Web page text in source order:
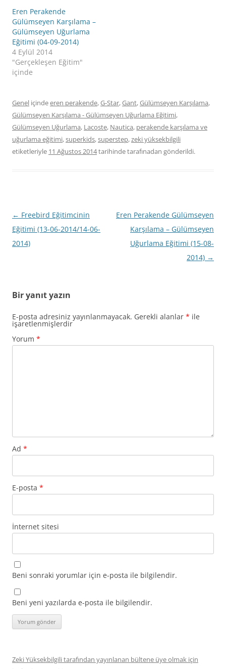
Eren Perakende
Gülümseyen Karşılama –
Gülümseyen Uğurlama
Eğitimi (04-09-2014)
4 Eylül 2014
"Gerçekleşen Eğitim"
içinde
Genel içindeeren perakende,G-Star,Gant,Gülümseyen Karşılama,
Gülümseyen Karşılama - Gülümseyen Uğurlama Eğitimi,
Gülümseyen Uğurlama, Lacoste, Nautica, perakende karşılama ve
uğurlama eğitimi,superkids,superstep,zeki yüksekbilgili
etiketleriyle 11 Ağustos 2014tarihindetarafınadan gönderildi.
Yazı
dolaşımı
← Freebird Eğitimcinin
Eğitimi (13-06-2014/14-06-
2014)
Eren Perakende Gülümseyen
Karşılama – Gülümseyen
Uğurlama Eğitimi (15-08-
2014) →
Bir yanıt yazın
E-posta adresiniz yayınlanmayacak. Gerekli alanlar * ile
işaretlenmişlerdir
Yorum *
Ad *
E-posta *
İnternet sitesi
Beni sonraki yorumlar için e-posta ile bilgilendir.
Beni yeni yazılarda e-posta ile bilgilendir.
Zeki Yüksekbilgili tarafından yayınlanan bültene üye olmak için